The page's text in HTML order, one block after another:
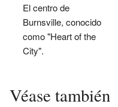
El centro de
Burnsville, conocido
como "Heart of the
City".
Véase también